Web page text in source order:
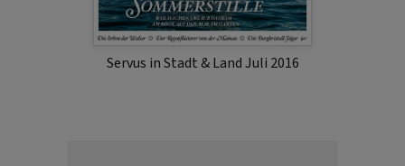
Servus in Stadt & Land Juli 2016